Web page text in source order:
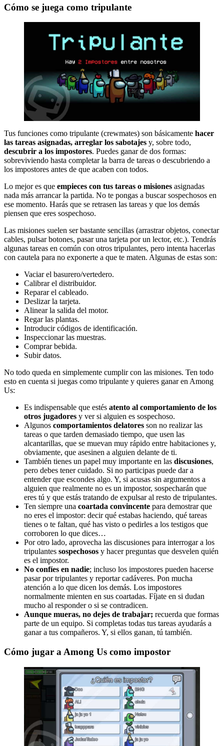
Cómo se juega como tripulante
Tus funciones como tripulante (crewmates) son básicamente hacer
las tareas asignadas, arreglar los sabotajes y, sobre todo,
descubrir a los impostores. Puedes ganar de dos formas:
sobreviviendo hasta completar la barra de tareas o descubriendo a
los impostores antes de que acaben con todos.
Lo mejor es que empieces con tus tareas o misiones asignadas
nada más arrancar la partida. No te pongas a buscar sospechosos en
ese momento. Harás que se retrasen las tareas y que los demás
piensen que eres sospechoso.
Las misiones suelen ser bastante sencillas (arrastrar objetos, conectar
cables, pulsar botones, pasar una tarjeta por un lector, etc.). Tendrás
algunas tareas en común con otros tripulantes, pero intenta hacerlas
con cautela para no exponerte a que te maten. Algunas de estas son:
Vaciar el basurero/vertedero.
Calibrar el distribuidor.
Reparar el cableado.
Deslizar la tarjeta.
Alinear la salida del motor.
Regar las plantas.
Introducir códigos de identificación.
Inspeccionar las muestras.
Comprar bebida.
Subir datos.
No todo queda en simplemente cumplir con las misiones. Ten todo
esto en cuenta si juegas como tripulante y quieres ganar en Among
Us:
Es indispensable que estés atento al comportamiento de los
otros jugadores y ver si alguien es sospechoso.
Algunos comportamientos delatores son no realizar las
tareas o que tarden demasiado tiempo, que usen las
alcantarillas, que se muevan muy rápido entre habitaciones y,
obviamente, que asesinen a alguien delante de ti.
También tienes un papel muy importante en las discusiones,
pero debes tener cuidado. Si no participas puede dar a
entender que escondes algo. Y, si acusas sin argumentos a
alguien que realmente no es un impostor, sospecharán que
eres tú y que estás tratando de expulsar al resto de tripulantes.
Ten siempre una coartada convincente para demostrar que
no eres el impostor: decir qué estabas haciendo, qué tareas
tienes o te faltan, qué has visto o pedirles a los testigos que
corroboren lo que dices…
Por otro lado, aprovecha las discusiones para interrogar a los
tripulantes sospechosos y hacer preguntas que desvelen quién
es el impostor.
No confíes en nadie; incluso los impostores pueden hacerse
pasar por tripulantes y reportar cadáveres. Pon mucha
atención a lo que dicen los demás. Los impostores
normalmente mienten en sus coartadas. Fíjate en si dudan
mucho al responder o si se contradicen.
Aunque mueras, no dejes de trabajar; recuerda que formas
parte de un equipo. Si completas todas tus tareas ayudarás a
ganar a tus compañeros. Y, si ellos ganan, tú también.
Cómo jugar a Among Us como impostor